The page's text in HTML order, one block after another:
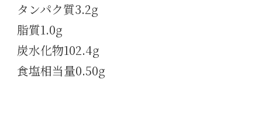
タンパク質3.2g
脂質1.0g
炭水化物102.4g
食塩相当量0.50g